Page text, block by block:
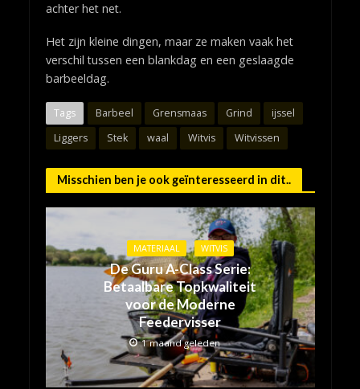
achter het net.
Het zijn kleine dingen, maar ze maken vaak het
verschil tussen een blankdag en een geslaagde
barbeeldag.
Tags Barbeel Grensmaas Grind
ijssel
Liggers
Stek waal Witvis Witvissen
Misschien ben je ook geïnteresseerd in dit..
MATERIAAL WITVIS
De Guru A-Class Serie:
Betaalbare Topkwaliteit
voor de Moderne
Feedervisser
1 maand geleden